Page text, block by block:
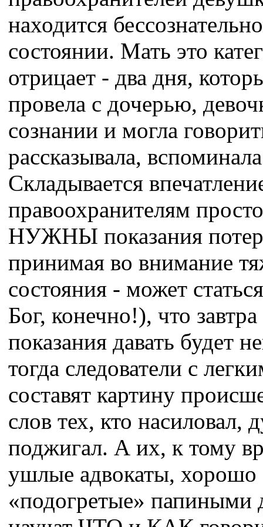
находится
состоянии. Мать это
отрицает - два дня,
провела с дочерью,
сознании и могла
рассказывала,
Складывается
правоохранителям
НУЖНЫ показания
принимая во внимание
состояния - может
Бог, конечно!), что
показания давать будет
тогда следователи с
составят картину
слов тех, кто насиловал,
поджигал. А их, к тому
ушлые адвокаты, хорошо
«подогретые» папиными